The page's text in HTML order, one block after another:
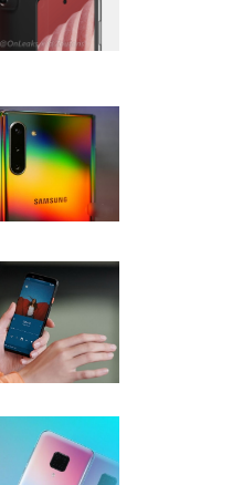
17 Esfand 1400 -
20 Mehr 1398 - 00:00